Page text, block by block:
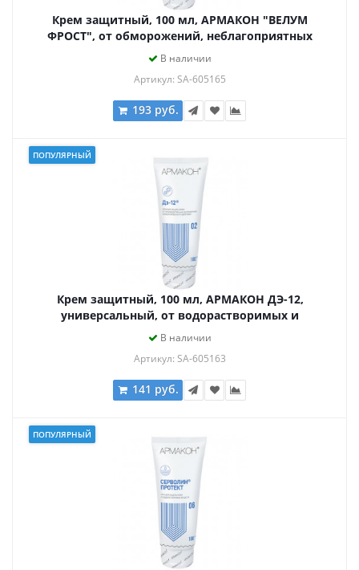
Крем защитный, 100 мл, АРМАКОН "ВЕЛУМ
ФРОСТ", от обморожений, неблагоприятных
погодных условий, 1201
В наличии
Артикул: SA-605165
193 руб.
ПОПУЛЯРНЫЙ
Крем защитный, 100 мл, АРМАКОН ДЭ-12,
универсальный, от водорастворимых и
водонерастворимых веществ, 1199
В наличии
Артикул: SA-605163
141 руб.
ПОПУЛЯРНЫЙ